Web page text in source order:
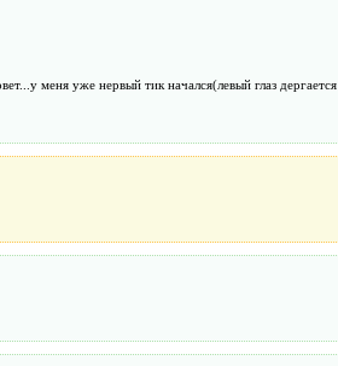
меня уже нервый тик начался(левый глаз